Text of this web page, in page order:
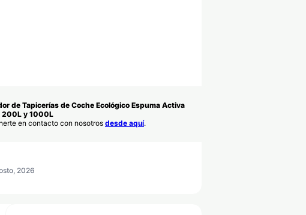
de Tapicerías de Coche Ecológico Espuma Activa
200L y 1000L
en contacto con nosotros desde aquí.
2026